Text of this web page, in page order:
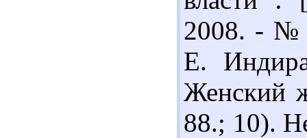
2008. - №
Е.
Женский
88.; 10).